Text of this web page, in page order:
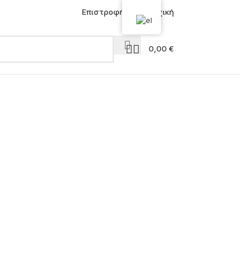
Επιστροφή στην Αρχική
0,00 €